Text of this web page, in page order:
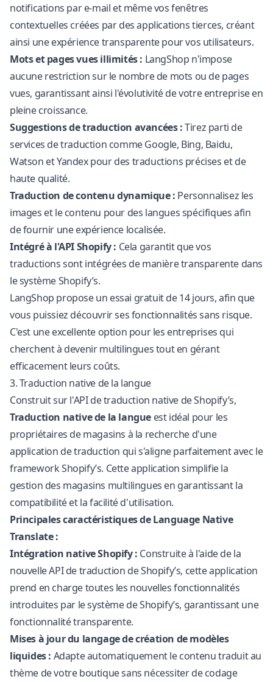
notifications par e-mail et même vos fenêtres
contextuelles créées par des applications tierces, créant
ainsi une expérience transparente pour vos utilisateurs.
Mots et pages vues illimités : LangShop n'impose
aucune restriction sur le nombre de mots ou de pages
vues, garantissant ainsi l'évolutivité de votre entreprise en
pleine croissance.
Suggestions de traduction avancées :Tirez parti de
services de traduction comme Google, Bing, Baidu,
Watson et Yandex pour des traductions précises et de
haute qualité.
Traduction de contenu dynamique : Personnalisez les
images et le contenu pour des langues spécifiques afin
de fournir une expérience localisée.
Intégré à l'API Shopify : Cela garantit que vos
traductions sont intégrées de manière transparente dans
le système Shopify’s.
LangShop propose un essai gratuit de 14 jours, afin que
vous puissiez découvrir ses fonctionnalités sans risque.
C'est une excellente option pour les entreprises qui
cherchent à devenir multilingues tout en gérant
efficacement leurs coûts.
3. Traduction native de la langue
Construit sur l'API de traduction native de Shopify’s,
Traduction native de la langue est idéal pour les
propriétaires de magasins à la recherche d'une
application de traduction qui s'aligne parfaitement avec le
framework Shopify’s. Cette application simplifie la
gestion des magasins multilingues en garantissant la
compatibilité et la facilité d'utilisation.
Principales caractéristiques de Language Native
Translate :
Intégration native Shopify : Construite à l'aide de la
nouvelle API de traduction de Shopify’s, cette application
prend en charge toutes les nouvelles fonctionnalités
introduites par le système de Shopify’s, garantissant une
fonctionnalité transparente.
Mises à jour du langage de création de modèles
liquides : Adapte automatiquement le contenu traduit au
thème de votre boutique sans nécessiter de codage